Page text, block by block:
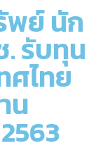
พย์ นัก
. รับทุน
ศไทย
น